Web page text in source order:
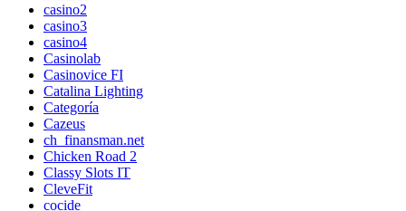
casino2
casino3
casino4
Casinolab
Casinovice FI
Catalina Lighting
Categoría
Cazeus
ch_finansman.net
Chicken Road 2
Classy Slots IT
CleveFit
cocide